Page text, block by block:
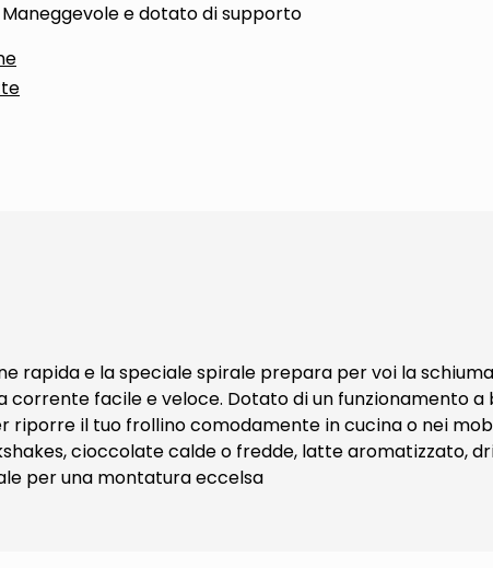
Maneggevole e dotato di supporto
e la speciale spirale prepara per voi la
facile e veloce. Dotato di un funzionamento a
riporre il tuo frollino comodamente in cucina o nei
cioccolate calde o fredde, latte aromatizzato,
per una montatura eccelsa